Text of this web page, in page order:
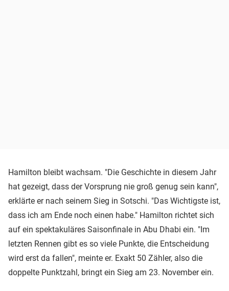
Hamilton bleibt wachsam. "Die Geschichte in diesem Jahr
hat gezeigt, dass der Vorsprung nie groß genug sein kann",
erklärte er nach seinem Sieg in Sotschi. "Das Wichtigste ist,
dass ich am Ende noch einen habe." Hamilton richtet sich
auf ein spektakuläres Saisonfinale in Abu Dhabi ein. "Im
letzten Rennen gibt es so viele Punkte, die Entscheidung
wird erst da fallen", meinte er. Exakt 50 Zähler, also die
doppelte Punktzahl, bringt ein Sieg am 23. November ein.